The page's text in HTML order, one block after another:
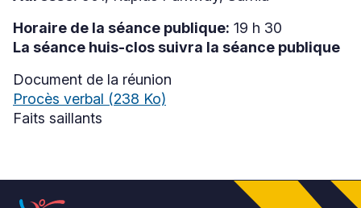
Tous
Élémentaire
Secondaire
Horaire de la séance publique: 19 h 30
La séance huis-clos suivra la séance publique
Document de la réunion
Procès verbal (238 Ko)
Faits saillants